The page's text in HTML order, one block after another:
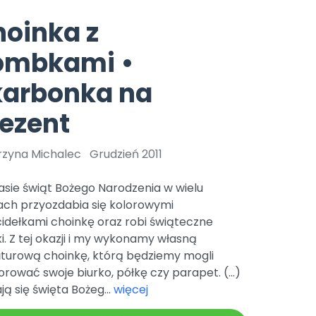
Pomoc
Nowości
25 czerwca 2024 r. uzyskała
Online.
Bliżej Pieska
Pomoc zwierzętom
Książka (dla) Przedszkolaka
Promowanie czytelnictwa
TikTok
Zobacz nas na TikToku
YouTube
Filmy edukacyjne
z
•
na
Michalec Grudzień 2011
świąt Bożego Narodzenia w wielu
przyozdabia się kolorowymi
choinkę oraz robi świąteczne
Z tej okazji i my wykonamy własną
choinkę, którą będziemy mogli
swoje biurko, półkę czy parapet. (…)
się święta Bożeg... więcej